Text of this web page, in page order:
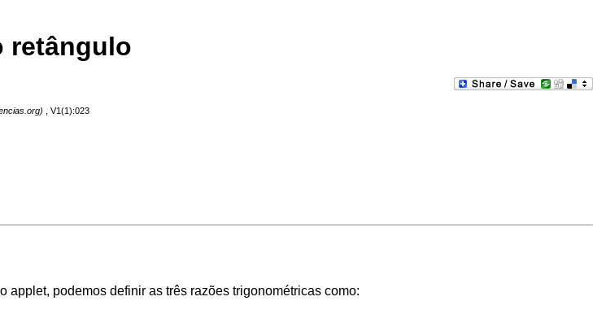
retângulo
, V1(1):023
applet, podemos definir as três razões trigonométricas como: